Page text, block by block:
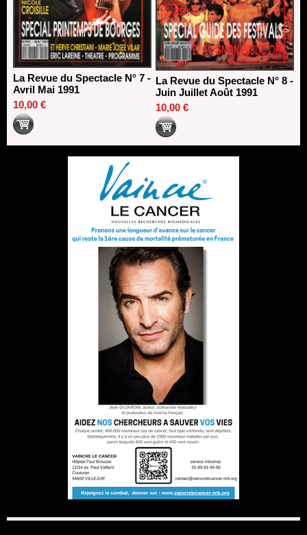
La Revue du Spectacle N° 7 -
Avril Mai 1991
10,00 €
La Revue du Spectacle N° 8 -
Juin Juillet Août 1991
10,00 €